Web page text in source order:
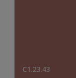
C1.23.43